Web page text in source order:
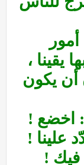
يقينا ،
أن يكون
: اخضع !
علينا !
فيك !